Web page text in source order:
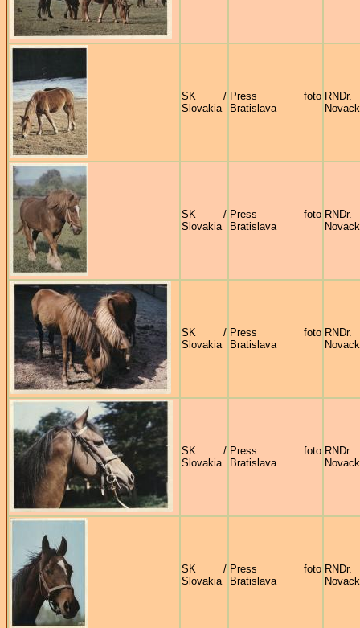
SK /
Slovakia
Press foto
Bratislava
SK /
Slovakia
Press foto
Bratislava
SK /
Slovakia
Press foto
Bratislava
SK /
Slovakia
Press foto
Bratislava
SK /
Slovakia
Press foto
Bratislava